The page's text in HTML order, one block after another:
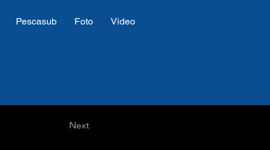
Pescasub Foto Video
Next